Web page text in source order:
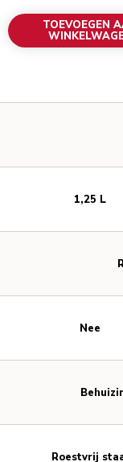
TOEVOEGEN
1,25 L
Nee
Roestvrij